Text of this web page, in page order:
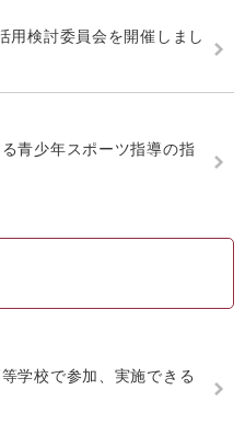
用検討委員会を開催しまし
青少年スポーツ指導の指
学校で参加、実施できる